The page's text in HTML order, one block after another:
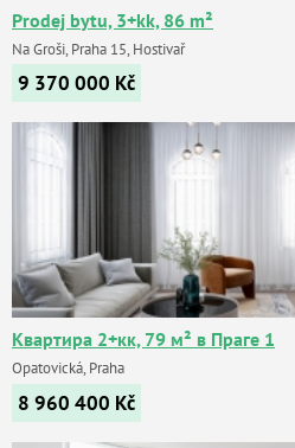
Prodej bytu, 3+kk, 86 m²
Na Groši, Praha 15, Hostivař
9 370 000 Kč
Квартира 2+кк, 79 м² в Праге 1
Opatovická, Praha
8 960 400 Kč